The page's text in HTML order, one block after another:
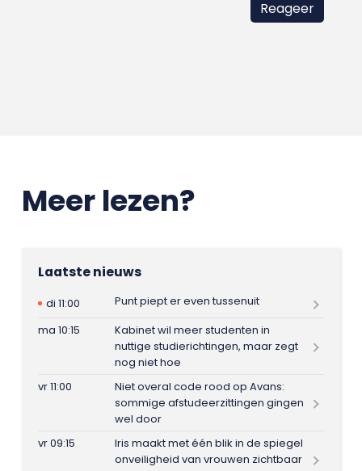
Meer lezen?
Laatste nieuws
di 11:00
Punt piept er even tussenuit
ma 10:15
Kabinet wil meer studenten in
nuttige studierichtingen, maar zegt
nog niet hoe
vr 11:00
Niet overal code rood op Avans:
sommige afstudeerzittingen gingen
wel door
vr 09:15
Iris maakt met één blik in de spiegel
onveiligheid van vrouwen zichtbaar